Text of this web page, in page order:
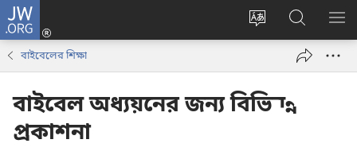
JW.ORG
ওয়েবসাইটের
পরিবর্তন
করুন
লগ
ইন
JW.ORG
ওয়েবসাইট
অনুসন্ধান
মেনু
বাইবেলের শিক্ষা
বাইবেল অধ্যয়নের জন্য বিভিন্ন
প্রকাশনা